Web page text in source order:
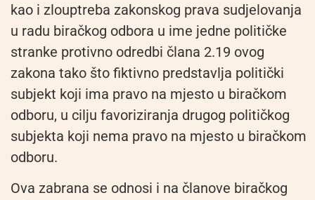
kao i zlouptreba zakonskog prava sudjelovanja
u radu biračkog odbora u ime jedne političke
stranke protivno odredbi člana 2.19 ovog
zakona tako što fiktivno predstavlja politički
subjekt koji ima pravo na mjesto u biračkom
odboru, u cilju favoriziranja drugog političkog
subjekta koji nema pravo na mjesto u biračkom
odboru.
Ova zabrana se odnosi i na članove biračkog